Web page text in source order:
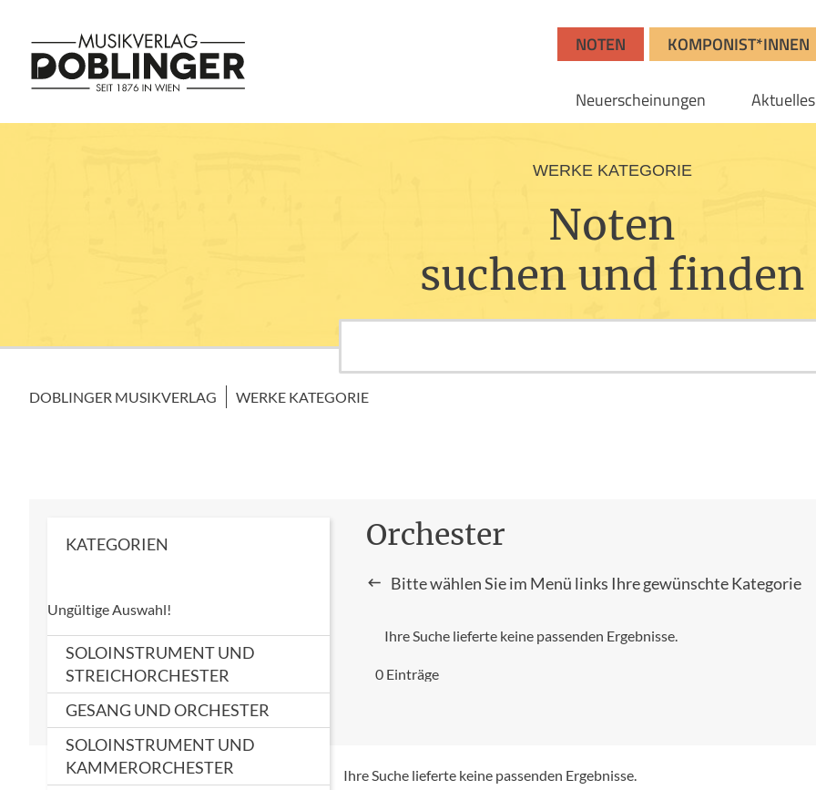
NOTEN KOMPONIST*INNEN
Neuerscheinungen Aktuelles
WERKE KATEGORIE
Noten
suchen und finden
DOBLINGER MUSIKVERLAG WERKE KATEGORIE
KATEGORIEN
Ungültige Auswahl!
SOLOINSTRUMENT UND
STREICHORCHESTER
GESANG UND ORCHESTER
SOLOINSTRUMENT UND
KAMMERORCHESTER
Orchester
Bitte wählen Sie im Menü links Ihre gewünschte Kategorie
Ihre Suche lieferte keine passenden Ergebnisse.
0 Einträge
Ihre Suche lieferte keine passenden Ergebnisse.